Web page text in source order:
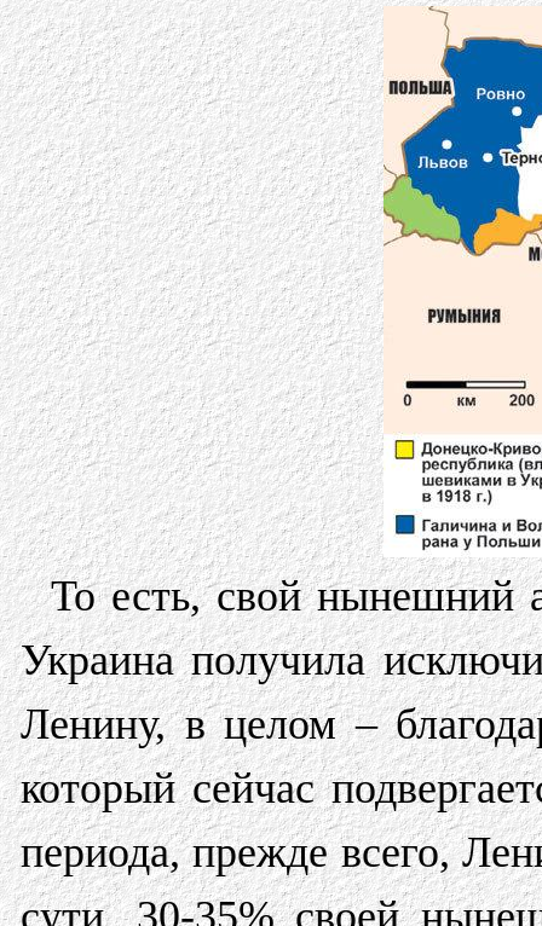
То есть, свой нынешний
Украина получила
Ленину, в целом –
который сейчас
периода, прежде всего,
сути, 30-35% своей